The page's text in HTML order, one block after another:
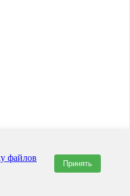
файлов
Принять